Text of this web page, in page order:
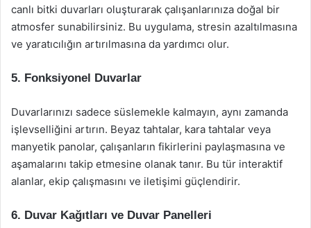
canlı bitki duvarları oluşturarak çalışanlarınıza doğal bir
atmosfer sunabilirsiniz. Bu uygulama, stresin azaltılmasına
ve yaratıcılığın artırılmasına da yardımcı olur.
5. Fonksiyonel Duvarlar
Duvarlarınızı sadece süslemekle kalmayın, aynı zamanda
işlevselliğini artırın. Beyaz tahtalar, kara tahtalar veya
manyetik panolar, çalışanların fikirlerini paylaşmasına ve
aşamalarını takip etmesine olanak tanır. Bu tür interaktif
alanlar, ekip çalışmasını ve iletişimi güçlendirir.
6. Duvar Kağıtları ve Duvar Panelleri